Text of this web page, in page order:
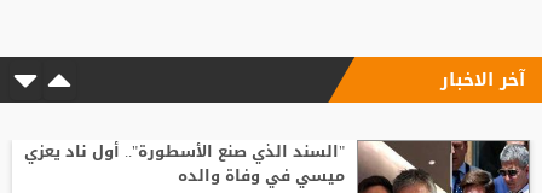
حكم الفيديو المساعد لأول مرة
آخر الاخبار
"السند الذي صنع الأسطورة".. أول ناد يعزي
ميسي في وفاة والده